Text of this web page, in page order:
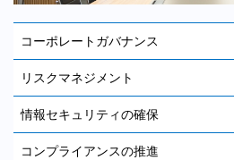
コーポレートガバナンス
リスクマネジメント
情報セキュリティの確保
コンプライアンスの推進